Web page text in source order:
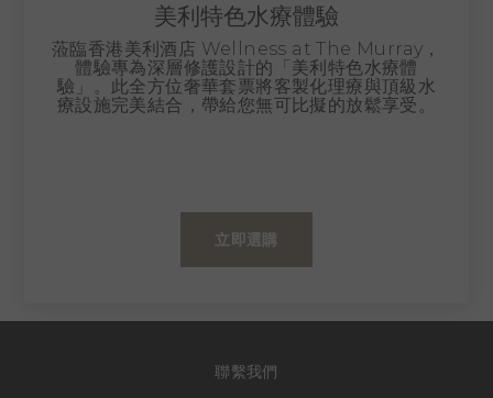
美利特色水療體驗
蒞臨香港美利酒店 Wellness at The Murray，
體驗專為深層修護設計的「美利特色水療體
驗」。此全方位奢華套票將客製化理療與頂級水
療設施完美結合，帶給您無可比擬的放鬆享受。
立即選購
聯繫我們